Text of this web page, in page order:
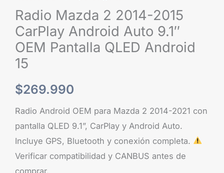
Radio Mazda 2 2014-2015
CarPlay Android Auto 9.1″
OEM Pantalla QLED Android
15
$269.990
Radio Android OEM para Mazda 2 2014-2021 con
pantalla QLED 9.1”, CarPlay y Android Auto.
Incluye GPS, Bluetooth y conexión completa.
Verificar compatibilidad y CANBUS antes de
comprar.